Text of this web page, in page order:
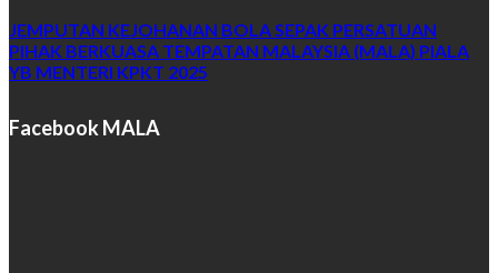
JEMPUTAN KEJOHANAN BOLA SEPAK PERSATUAN
PIHAK BERKUASA TEMPATAN MALAYSIA (MALA) PIALA
YB MENTERI KPKT 2025
Facebook MALA